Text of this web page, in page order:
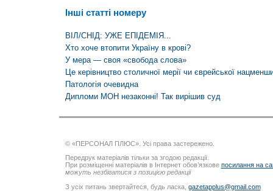
Інші статті номеру
ВІЛ/СНІД: УЖЕ ЕПІДЕМІЯ...
Хто хоче втопити Україну в крові?
У мера — своя «свобода слова»
Це керівництво столичної мерії чи єврейської
Патологія очевидна
Дипломи МОН незаконні! Так вирішив суд
© «ПЕРСОНАЛ ПЛЮС». Усі права застережено.
Передрук матеріалів тільки за згодою редакції.
При розміщенні матеріалів в Інтернет обов’язкове посилання на
можуть незбігатися з позицією редакції
З усіх питань звертайтеся, будь ласка, gazetapplus@gmail.com